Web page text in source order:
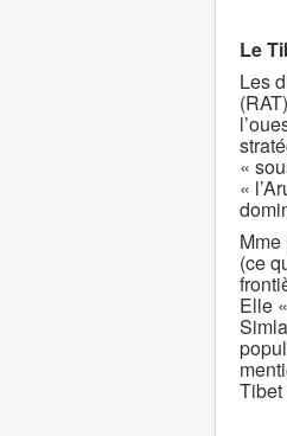
Le
Les
«
«
(ce
Elle
Tibet